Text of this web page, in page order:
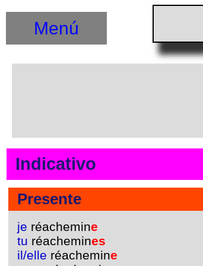
Menú
Indicativo
Presente
je réachemine
tu réachemines
il/elle réachemine